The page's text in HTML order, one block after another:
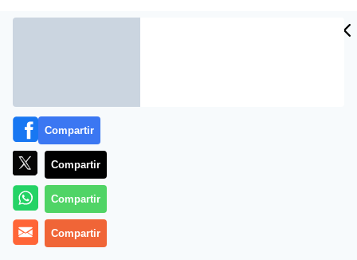
Más información
Compartir
Compartir
Compartir
Compartir